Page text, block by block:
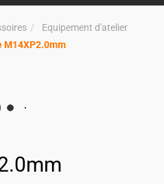
Equipement d'atelier
M14XP2.0mm